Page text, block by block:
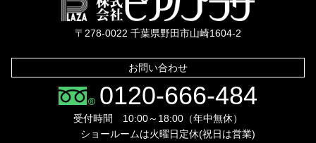
〒278-0022 千葉県野田市山崎1604-2
お問い合わせ
0120-666-484
受付時間 10:00～18:00（年中無休）
ショールームは火曜日定休(祝日は営業)